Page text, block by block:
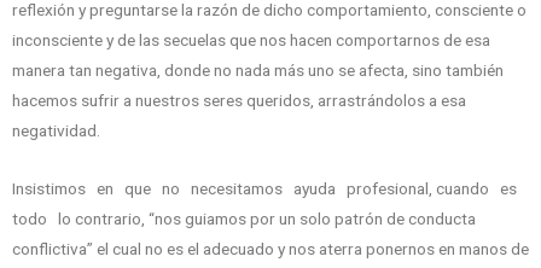
reflexión y preguntarse la razón de dicho comportamiento, consciente o
inconsciente y de las secuelas que nos hacen comportarnos de esa
manera tan negativa, donde no nada más uno se afecta, sino también
hacemos sufrir a nuestros seres queridos, arrastrándolos a esa
negatividad.
Insistimos en que no necesitamos ayuda profesional, cuando es
todo lo contrario, “nos guiamos por un solo patrón de conducta
conflictiva” el cual no es el adecuado y nos aterra ponernos en manos de